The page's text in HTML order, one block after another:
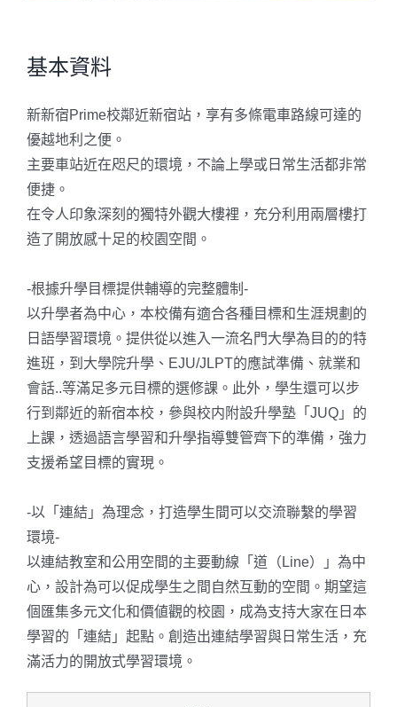
基本資料
新新宿Prime校鄰近新宿站，享有多條電車路線可達的
優越地利之便。
主要車站近在咫尺的環境，不論上學或日常生活都非常
便捷。
在令人印象深刻的獨特外觀大樓裡，充分利用兩層樓打
造了開放感十足的校園空間。
-根據升學目標提供輔導的完整體制-
以升學者為中心，本校備有適合各種目標和生涯規劃的
日語學習環境。提供從以進入一流名門大學為目的的特
進班，到大學院升學、EJU/JLPT的應試準備、就業和
會話..等滿足多元目標的選修課。此外，學生還可以步
行到鄰近的新宿本校，參與校内附設升學塾「JUQ」的
上課，透過語言學習和升學指導雙管齊下的準備，強力
支援希望目標的實現。
-以「連結」為理念，打造學生間可以交流聯繫的學習
環境-
以連結教室和公用空間的主要動線「道（Line）」為中
心，設計為可以促成學生之間自然互動的空間。期望這
個匯集多元文化和價値觀的校園，成為支持大家在日本
學習的「連結」起點。創造出連結學習與日常生活，充
滿活力的開放式學習環境。